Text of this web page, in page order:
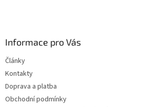
Informace pro Vás
Články
Kontakty
Doprava a platba
Obchodní podmínky